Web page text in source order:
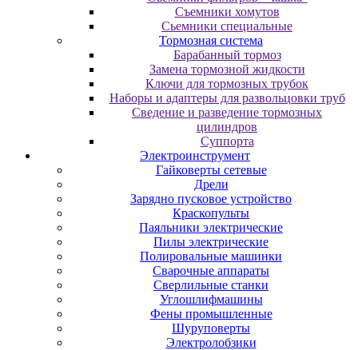
Съемники хомутов
Сьемники специальные
Тормозная система
Барабанный тормоз
Замена тормозной жидкости
Ключи для тормозных трубок
Наборы и адаптеры для развольцовки труб
Сведение и разведение тормозных
цилиндров
Суппорта
Электроинструмент
Гайковерты сетевые
Дрели
Зарядно пусковое устройство
Краскопульты
Паяльники электрические
Пилы электрические
Полировальные машинки
Сварочные аппараты
Сверлильные станки
Углошлифмашины
Фены промышленные
Шуруповерты
Электролобзики